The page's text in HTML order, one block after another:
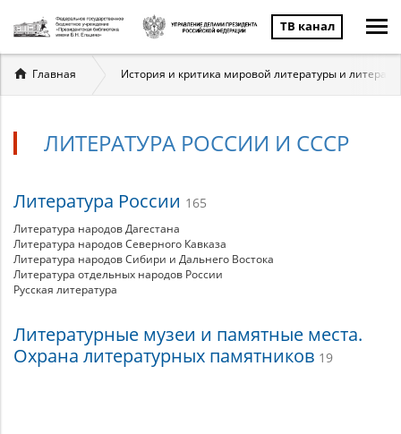
ТВ канал
Вы
здесь
Главная История и критика мировой литературы и
ЛИТЕРАТУРА РОССИИ И СССР
Литература
России
и
Литература России 165
Литература народов Дагестана
Литература народов Северного Кавказа
Литература народов Сибири и Дальнего Востока
Литература отдельных народов России
Русская литература
Литературные музеи и памятные места.
Охрана литературных памятников 19